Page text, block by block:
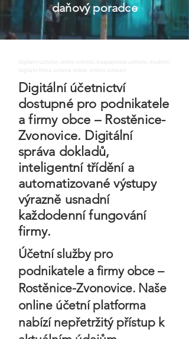
daňový poradce
digitalni uctnictvi, online uctnictvi, bezpapirove uctnictvi, moderni
digitalni firma, uctarna online, ontime uctovani
Digitální účetnictví
dostupné pro podnikatele
a firmy obce – Rostěnice-
Zvonovice. Digitální
správa dokladů,
inteligentní třídění a
automatizované výstupy
výrazně usnadní
každodenní fungování
firmy.
Účetní služby pro
podnikatele a firmy obce –
Rostěnice-Zvonovice. Naše
online účetní platforma
nabízí nepřetržitý přístup k